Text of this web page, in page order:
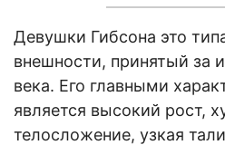
Девушки Гибсона это
внешности, принятый за
века. Его главными
является высокий рост,
телосложение, узкая